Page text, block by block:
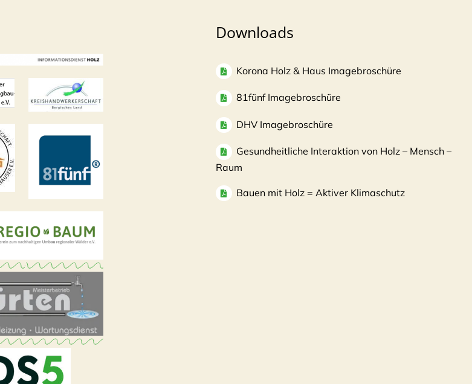
Downloads
Korona Holz & Haus Imagebroschüre
81fünf Imagebroschüre
DHV Imagebroschüre
Gesundheitliche Interaktion von Holz – Mensch –
Raum
Bauen mit Holz = Aktiver Klimaschutz